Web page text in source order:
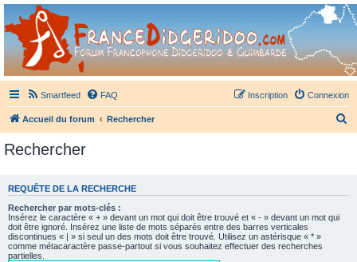
France Didgeridoo
Didgeridoo et Guimbarde sur France Didgeridoo - retrouvez la communauté.
Smartfeed FAQ Connexion
Inscription
Accueil du forum Rechercher
e
Rechercher
REQUÊTE DE LA RECHERCHE
Rechercher par mots-clés :
Insérez le caractère « + » devant un mot qui doit être trouvé et « - » devant un mot qui
doit être ignoré. Insérez une liste de mots séparés entre des barres verticales
discontinues « | » si seul un des mots doit être trouvé. Utilisez un astérisque « * »
comme métacaractère passe-partout si vous souhaitez effectuer des recherches
partielles.